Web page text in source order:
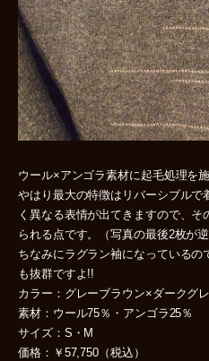
ウール×アンゴラ素材に起毛処理を
やはり最大の特徴はリバーシブル
く異なる表情が出てきますので、
られる点です。（写真の最後2枚が
ちなみにラグラン袖になっている
も抜群ですよ!!
カラー：グレーブラウン×ダークグ
素材：ウール75％・アンゴラ25％
サイズ：S・M
価格：￥57,750（税込）